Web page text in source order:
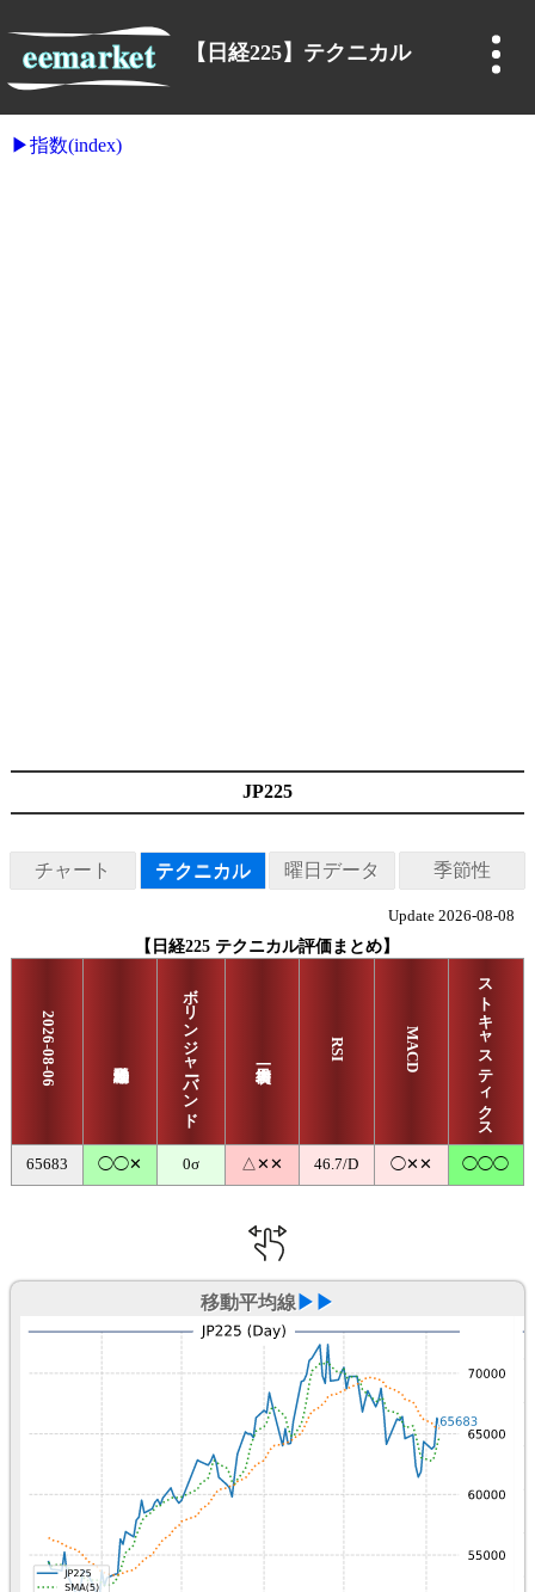
【日経225】テクニカル
指数(index)
JP225
チャート テクニカル 曜日データ 季節性
Update 2026-08-08
【日経225 テクニカル評価まとめ】
2026-08-06 ボリンジャーバンド RSI MACD ストキャスティクス
65683 ◯◯✕ 0σ △✕✕ 46.7/D ◯✕✕ ◯◯◯
移動平均線 ▶▶